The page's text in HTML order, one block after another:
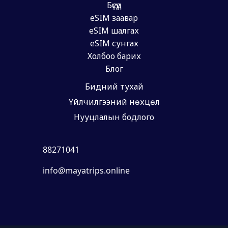
Бүсүүд
eSIM заавар
eSIM шалгах
eSIM сунгах
Холбоо барих
Блог
Бидний тухай
Үйлчилгээний нөхцөл
Нууцлалын бодлого
88271041
info@mayatrips.online